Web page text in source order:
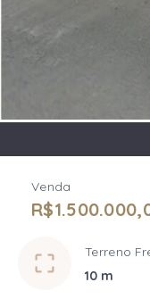
Venda
Terreno
10 m